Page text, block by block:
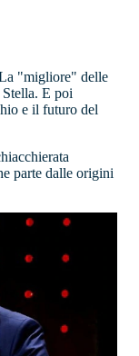
"migliore" delle
E poi
e il futuro del
parte dalle origini